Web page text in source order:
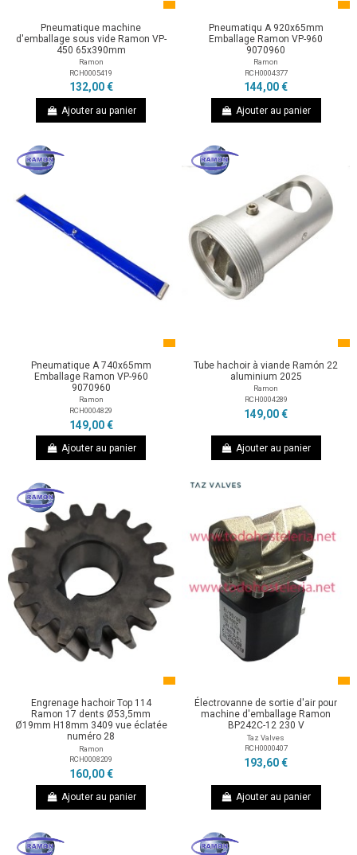
Pneumatique machine
d'emballage sous vide Ramon VP-
450 65x390mm
Ramon
RCH0005419
132,00 €
Ajouter au panier
Pneumatiqu A 920x65mm
Emballage Ramon VP-960
9070960
Ramon
RCH0004377
144,00 €
Ajouter au panier
Pneumatique A 740x65mm
Emballage Ramon VP-960
9070960
Ramon
RCH0004829
149,00 €
Ajouter au panier
Tube hachoir à viande Ramón 22
aluminium 2025
Ramon
RCH0004289
149,00 €
Ajouter au panier
Engrenage hachoir Top 114
Ramon 17 dents Ø53,5mm
Ø19mm H18mm 3409 vue éclatée
numéro 28
Ramon
RCH0008209
160,00 €
Ajouter au panier
Électrovanne de sortie d'air pour
machine d'emballage Ramon
BP242C-12 230 V
Taz Valves
RCH0000407
193,60 €
Ajouter au panier